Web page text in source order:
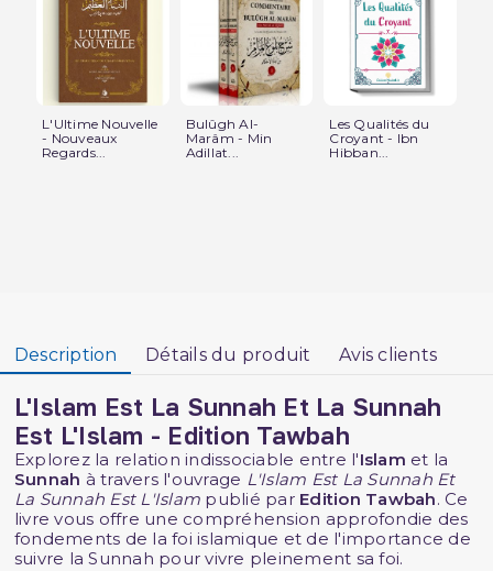
L'Ultime Nouvelle
- Nouveaux
Regards...
Bulûgh Al-
Marâm - Min
Adillat...
Les Qualités du
Croyant - Ibn
Hibban...
Description Détails du produit Avis clients
L'Islam Est La Sunnah Et La Sunnah
Est L'Islam - Edition Tawbah
Explorez la relation indissociable entre l'Islam et la
Sunnah à travers l'ouvrage L'Islam Est La Sunnah Et
La Sunnah Est L'Islam publié par Edition Tawbah. Ce
livre vous offre une compréhension approfondie des
fondements de la foi islamique et de l'importance de
suivre la Sunnah pour vivre pleinement sa foi.